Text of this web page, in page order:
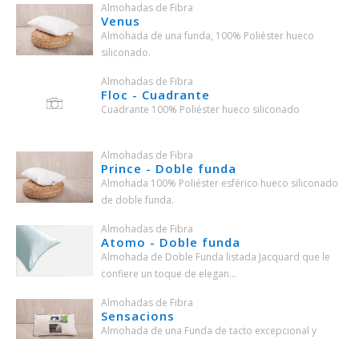
Almohadas de Fibra
Venus
Almohada de una funda, 100% Poliéster hueco
siliconado.
Almohadas de Fibra
Floc - Cuadrante
Cuadrante 100% Poliéster hueco siliconado
Almohadas de Fibra
Prince - Doble funda
Almohada 100% Poliéster esférico hueco siliconado
de doble funda.
Almohadas de Fibra
Atomo - Doble funda
Almohada de Doble Funda listada Jacquard que le
confiere un toque de elegan...
Almohadas de Fibra
Sensacions
Almohada de una Funda de tacto excepcional y